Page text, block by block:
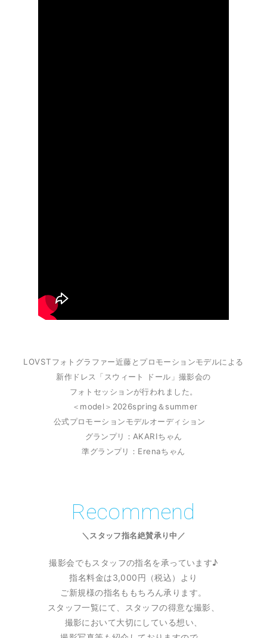
LOVSTフォトグラファー近藤とプロモーションモデルによる
新作ドレス「スウィート ドール」撮影会の
フォトセッションが行われました。
＜model＞2026spring＆summer
公式プロモーションモデルオーディション
グランプリ：AKARIちゃん
準グランプリ：Erenaちゃん
Recommend
＼スタッフ指名絶賛承り中／
撮影会でもスタッフの指名を承っています♪
指名料金は3,000円（税込）より
ご新規様の指名ももちろん承ります。
スタッフ一覧にて、スタッフの得意な撮影、
撮影において大切にしている想い、